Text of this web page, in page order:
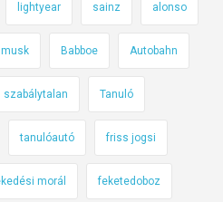
lightyear sainz alonso
Babboe Autobahn
szabálytalan Tanuló
tanulóautó friss jogsi
morál feketedoboz